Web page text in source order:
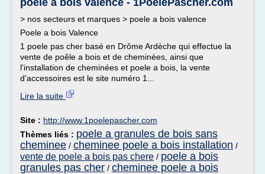
poele a bois valence - 1PoelePascher.com
> nos secteurs et marques > poele a bois valence
Poele a bois Valence
1 poele pas cher basé en Drôme Ardèche qui effectue la
vente de poêle a bois et de cheminées, ainsi que
l'installation de cheminées et poele a bois, la vente
d'accessoires est le site numéro 1...
Lire la suite
Site : http://www.1poelepascher.com
Thèmes liés : poele a granules de bois sans
cheminee / cheminee poele a bois installation /
vente de poele a bois pas chere / poele a bois
granules pas cher / cheminee poele a bois